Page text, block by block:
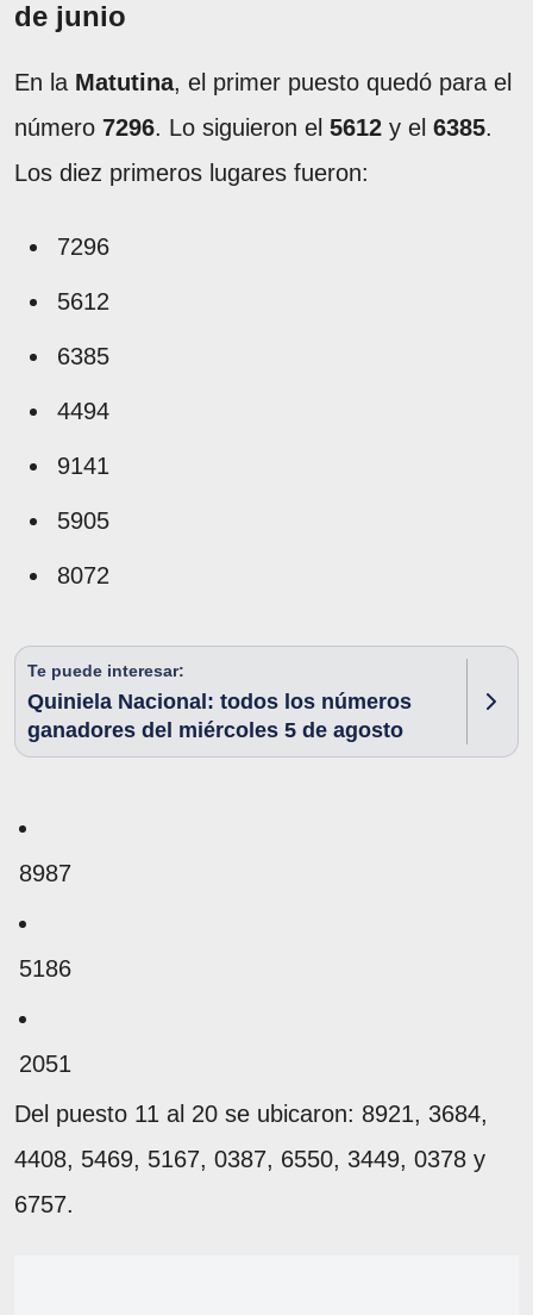
de junio
En la Matutina, el primer puesto quedó para el
número 7296. Lo siguieron el 5612 y el 6385.
Los diez primeros lugares fueron:
7296
5612
6385
4494
9141
5905
8072
Te puede interesar:
Quiniela Nacional: todos los números
ganadores del miércoles 5 de agosto
8987
5186
2051
Del puesto 11 al 20 se ubicaron: 8921, 3684,
4408, 5469, 5167, 0387, 6550, 3449, 0378 y
6757.